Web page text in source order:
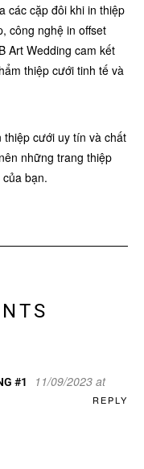
các cặp đôi khi in thiệp
công nghệ in offset
Art Wedding cam kết
thiệp cưới tinh tế và
thiệp cưới uy tín và chất
những trang thiệp
bạn.
#1
11/09/2023 at
REPLY